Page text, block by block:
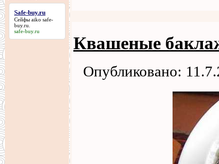
Safe-buy.ru
Сейфы aiko safe-
buy.ru
safe-buy.ru
Квашеные
Опубликовано: